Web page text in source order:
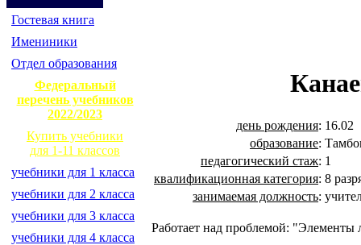
Гостевая книга
Имениники
Отдел образования
Федеральный
перечень учебников
2022/2023
Купить учебники
для 1-11 классов
учебники для 1 класса
учебники для 2 класса
учебники для 3 класса
учебники для 4 класса
день рождения: 16.02
образование:
педагогический стаж: 1
квалификационная категория: 8
занимаемая должность:
Работает над проблемой: